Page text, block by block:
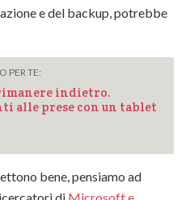
e del backup, potrebbe
PER TE:
indietro.
alle prese con un tablet
bene, pensiamo ad
di Microsoft e